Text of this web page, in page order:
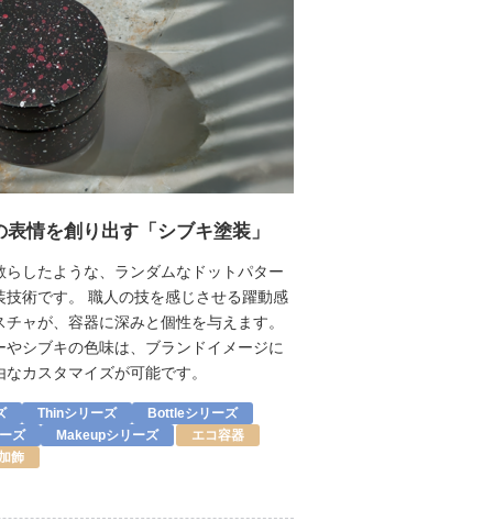
情を創り出す「シブキ塗装」
らしたような、ランダムなドットパター
技術です。 職人の技を感じさせる躍動感
ャが、容器に深みと個性を与えます。
やシブキの色味は、ブランドイメージに
カスタマイズが可能です。
Thinシリーズ
Bottleシリーズ
ズ
Makeupシリーズ
エコ容器
飾